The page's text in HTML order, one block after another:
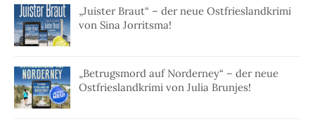
„Juister Braut“ – der neue Ostfrieslandkrimi
von Sina Jorritsma!
„Betrugsmord auf Norderney“ – der neue
Ostfrieslandkrimi von Julia Brunjes!